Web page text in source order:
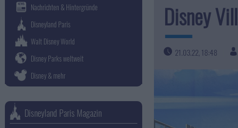
Disney
21.03.22, 18:48
Nachrichten & Hintergründe
Disneyland Paris
Walt Disney World
Disney Parks weltweit
Disney & mehr
Disneyland Paris Magazin